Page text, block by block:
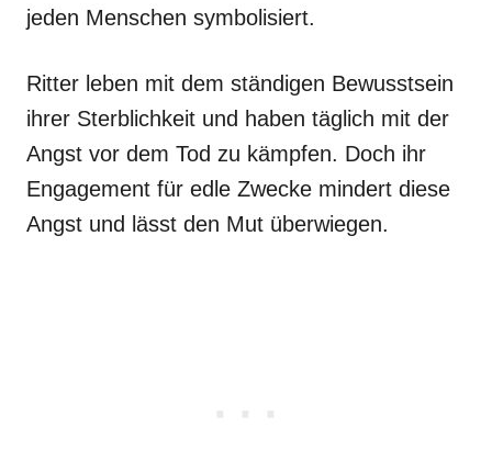
jeden Menschen symbolisiert.
Ritter leben mit dem ständigen Bewusstsein
ihrer Sterblichkeit und haben täglich mit der
Angst vor dem Tod zu kämpfen. Doch ihr
Engagement für edle Zwecke mindert diese
Angst und lässt den Mut überwiegen.